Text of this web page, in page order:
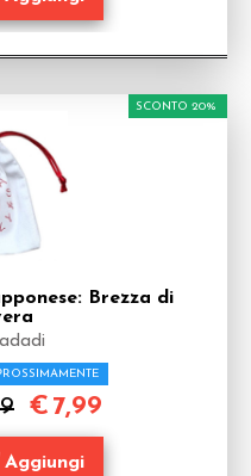
Brezza di
SCONTO 20%
€ 7,99